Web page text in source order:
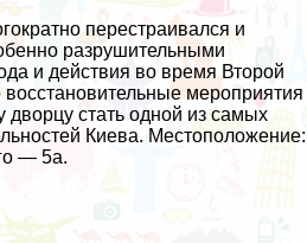
перестраивался и
разрушительными
и действия во время Второй
мероприятия
стать одной из самых
Киева. Местоположение:
— 5а.